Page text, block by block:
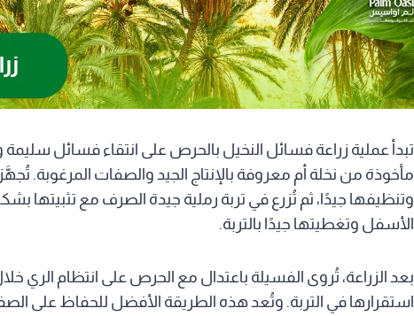
تبدأ عملية زراعة فسائل النخيل بالحرص على انتقاء فسائل
مأخوذة من نخلة أم معروفة بالإنتاج الجيد والصفات المرغوبة. تُجهَّز
وتنظيفها جيدًا، ثم تُزرع في تربة رملية جيدة الصرف مع تثبيتها
الأسفل وتغطيتها جيدًا بالتربة.
بعد الزراعة، تُروى الفسيلة باعتدال مع الحرص على انتظام الري
استقرارها في التربة. وتُعد هذه الطريقة الأفضل للحفاظ على